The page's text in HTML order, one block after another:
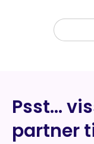
Psst…
partner